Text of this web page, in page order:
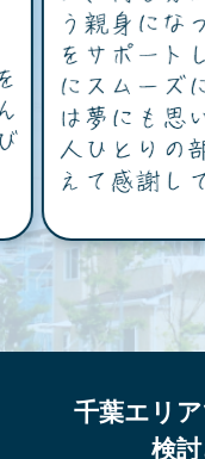
千葉エリ
検